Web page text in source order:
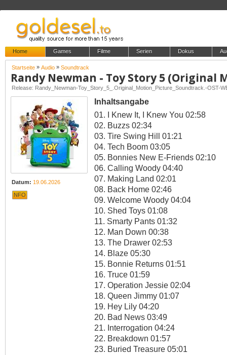
Home Games Filme Serien Dokus
Startseite » Audio » Soundtrack
Release: Randy_Newman-Toy_Story_5_.Original_Motion_Picture_Soundtrack.-OST-
Datum: 19.06.2026
NFO
Inhaltsangabe
01. I Knew It, I Knew You 02:58
02. Buzzs 02:34
03. Tire Swing Hill 01:21
04. Tech Boom 03:05
05. Bonnies New E-Friends 02:10
06. Calling Woody 04:40
07. Making Land 02:01
08. Back Home 02:46
09. Welcome Woody 04:04
10. Shed Toys 01:08
11. Smarty Pants 01:32
12. Man Down 00:38
13. The Drawer 02:53
14. Blaze 05:30
15. Bonnie Returns 01:51
16. Truce 01:59
17. Operation Jessie 02:04
18. Queen Jimmy 01:07
19. Hey Lily 04:20
20. Bad News 03:49
21. Interrogation 04:24
22. Breakdown 01:57
23. Buried Treasure 05:01